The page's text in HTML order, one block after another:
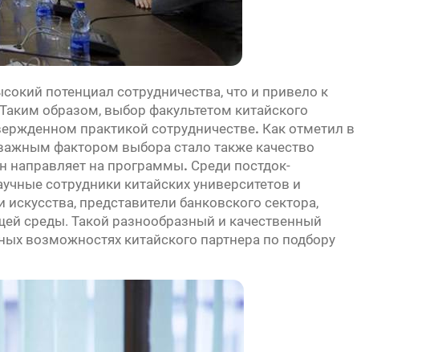
потенциал сотрудничества, что и привело к
образом, выбор факультетом китайского
практикой сотрудничестве. Как отметил в
фактором выбора стало также качество
направляет на программы. Среди постдок-
сотрудники китайских университетов и
представители банковского сектора,
среды. Такой разнообразный и качественный
возможностях китайского партнера по подбору